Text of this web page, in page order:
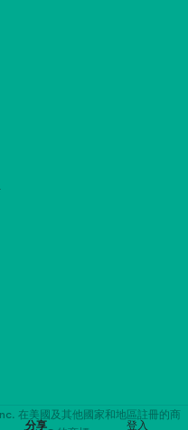
分享 登入
在美國及其他國家和地區註冊的商